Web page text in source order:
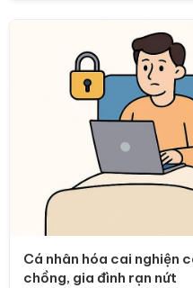
Cá nhân hóa cai nghiện
chồng, gia đình rạn nứt